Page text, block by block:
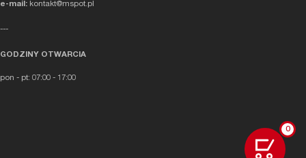
0
e-mail: kontakt@mspot.pl
---
GODZINY OTWARCIA
pon - pt: 07:00 - 17:00